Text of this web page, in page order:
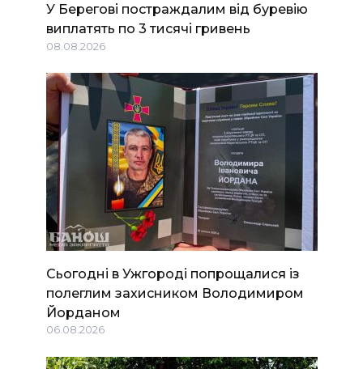
У Берегові постраждалим від буревію
виплатять по 3 тисячі гривень
08.08.2026
Сьогодні в Ужгороді попрощалися із
полеглим захисником Володимиром
Йорданом
06.08.2026